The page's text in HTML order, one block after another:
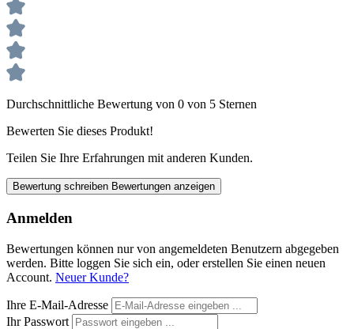
Durchschnittliche Bewertung von 0 von 5 Sternen
Bewerten Sie dieses Produkt!
Teilen Sie Ihre Erfahrungen mit anderen Kunden.
Bewertung schreiben Bewertungen anzeigen
Anmelden
Bewertungen können nur von angemeldeten Benutzern abgegeben
werden. Bitte loggen Sie sich ein, oder erstellen Sie einen neuen
Account. Neuer Kunde?
Ihre E-Mail-Adresse
Ihr Passwort